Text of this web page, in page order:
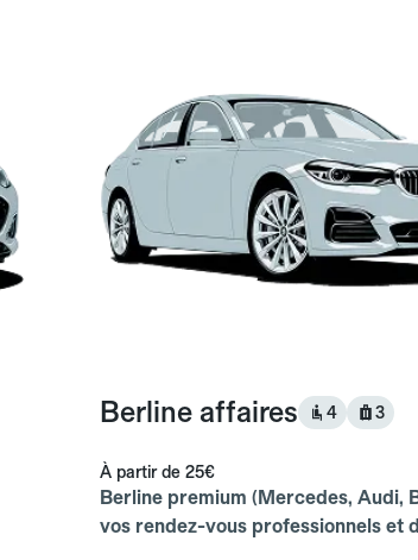
Berline affaires 4 3
À partir de 25€
Berline premium (Mercedes, Audi,
vos rendez-vous professionnels et